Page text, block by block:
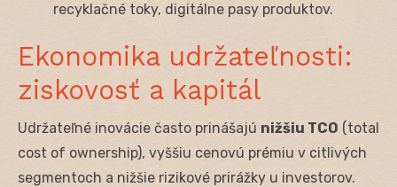
recyklačné toky, digitálne pasy produktov.
Ekonomika udržateľnosti:
ziskovosť a kapitál
Udržateľné inovácie často prinášajú nižšiu TCO (total
cost of ownership), vyššiu cenovú prémiu v citlivých
segmentoch a nižšie rizikové prirážky u investorov.